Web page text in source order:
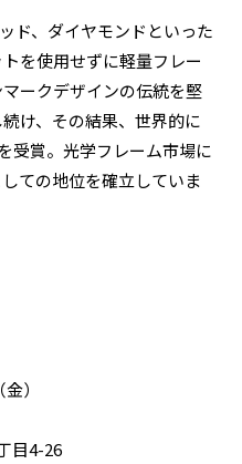
ド、ダイヤモンドといった
を使用せずに軽量フレー
ークデザインの伝統を堅
け、その結果、世界的に
受賞。光学フレーム市場に
ての地位を確立していま
）
目4-26